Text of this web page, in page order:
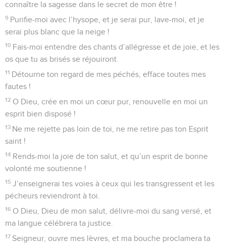
connaître la sagesse dans le secret de mon être !
9 Purifie-moi avec l’hysope, et je serai pur, lave-moi, et je
serai plus blanc que la neige !
10 Fais-moi entendre des chants d’allégresse et de joie, et les
os que tu as brisés se réjouiront.
11 Détourne ton regard de mes péchés, efface toutes mes
fautes !
12 O Dieu, crée en moi un cœur pur, renouvelle en moi un
esprit bien disposé !
13 Ne me rejette pas loin de toi, ne me retire pas ton Esprit
saint !
14 Rends-moi la joie de ton salut, et qu’un esprit de bonne
volonté me soutienne !
15 J’enseignerai tes voies à ceux qui les transgressent et les
pécheurs reviendront à toi.
16 O Dieu, Dieu de mon salut, délivre-moi du sang versé, et
ma langue célébrera ta justice.
17 Seigneur, ouvre mes lèvres, et ma bouche proclamera ta